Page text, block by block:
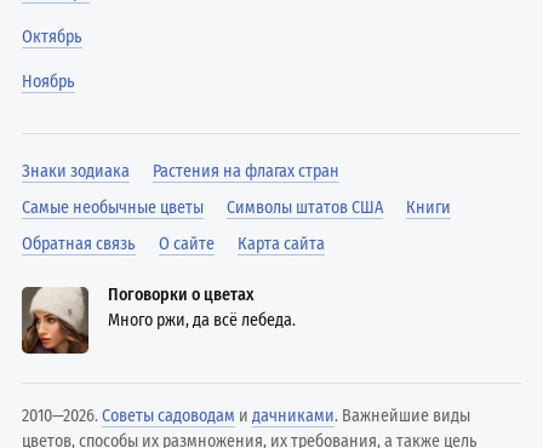
Октябрь
Ноябрь
Знаки зодиака
Растения на флагах стран
Самые необычные цветы
Символы штатов США
Книги
Обратная связь
О сайте Карта сайта
Поговорки о цветах
Много ржи, да всё лебеда.
2010—2026.Советы садоводам идачниками. Важнейшие виды
цветов, способы их размножения, их требования, а также цель